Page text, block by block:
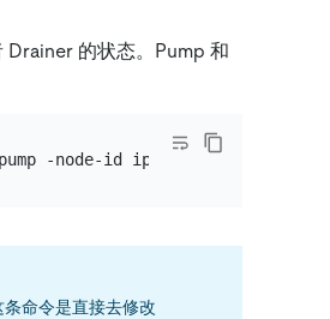
Drainer 的状态。Pump 和
命令是直接去修改